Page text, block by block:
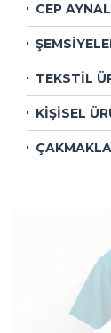
CEP
TEKSTİL
KİŞİSEL